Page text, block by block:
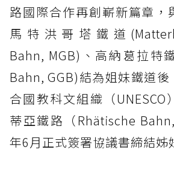
路國際合作再創嶄新篇章，
馬特洪哥塔鐵道
Bahn, MGB)、高納葛拉特
Bahn, GGB)結為姐妹鐵道
合國教科文組織（UNESCO
蒂亞鐵路（Rhätische
年6月正式簽署協議書締結姊